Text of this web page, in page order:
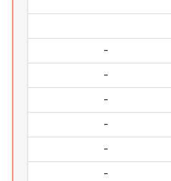
-
-
-
-
-
-